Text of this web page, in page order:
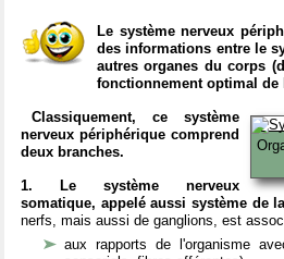
Le système nerveux
des informations entre le
autres organes du corps
fonctionnement optimal de
Classiquement, ce système
nerveux périphérique comprend
deux branches.
1. Le système nerveux
somatique, appelé aussi système de
nerfs, mais aussi de ganglions, est
aux rapports de l'organisme